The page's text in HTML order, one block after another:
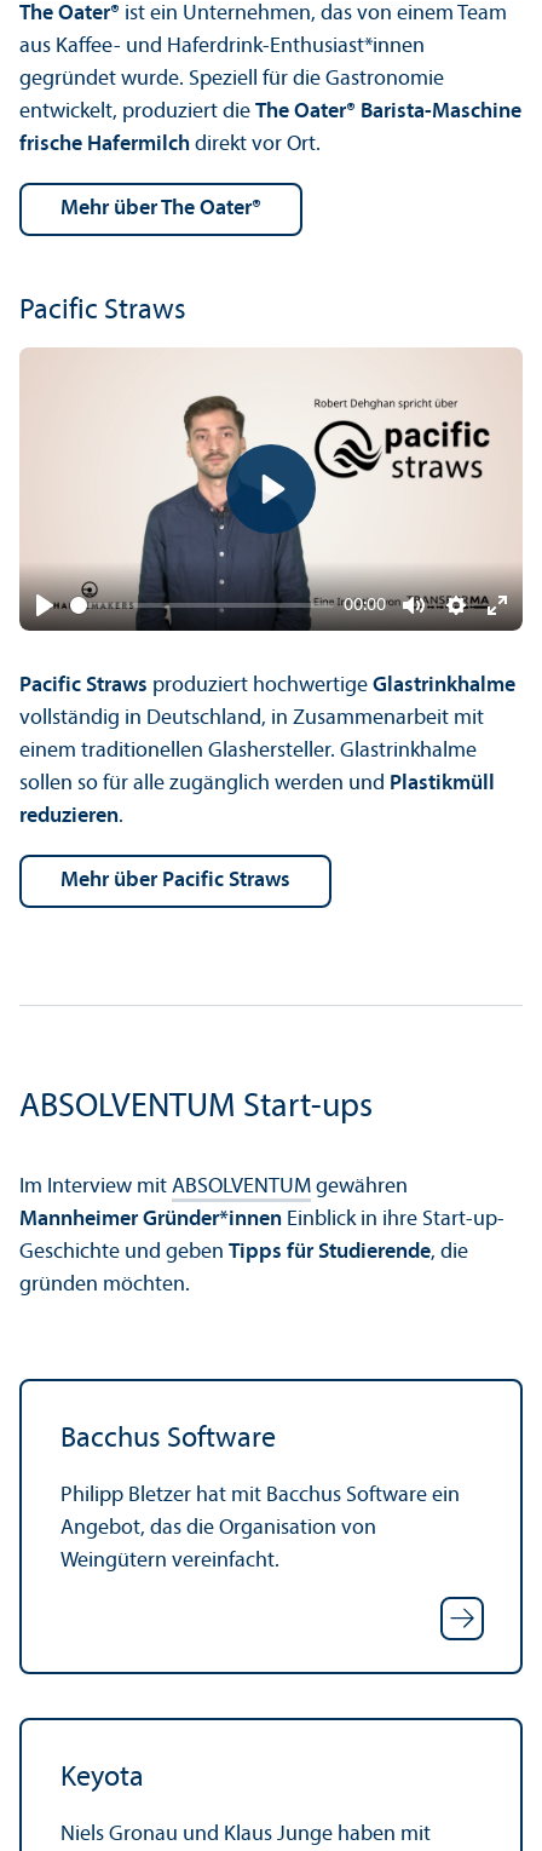
The Oater® ist ein Unter­nehmen, das von einem Team
aus Kaffee- und Haferdrink-Enthusiast*innen
gegründet wurde. Speziell für die Gastronomie
entwickelt, produziert die The Oater® Barista-Maschine
frische Hafermilch direkt vor Ort.
mehr über The Oater®
Pacific Straws
Play
00:00
MuteSettings
Play
Pacific Straws produziert hochwertige Glastrinkhalme
vollständig in Deutschland, in Zusammenarbeit mit
einem traditionellen Glashersteller. Glastrinkhalme
sollen so für alle zugänglich werden und Plastikmüll
reduzieren.
mehr über Pacific Straws
ABSOLVENTUM Start-ups
Im Interview mit ABSOLVENTUM gewähren
Mannheimer Gründer*innen Einblick in ihre Start-up-
Geschichte und geben Tipps für Studierende, die
gründen möchten.
Bacchus Software
Philipp Bletzer hat mit Bacchus Software ein
Angebot, das die Organisation von
Weingütern vereinfacht.
Keyota
Niels Gronau und Klaus Junge haben mit